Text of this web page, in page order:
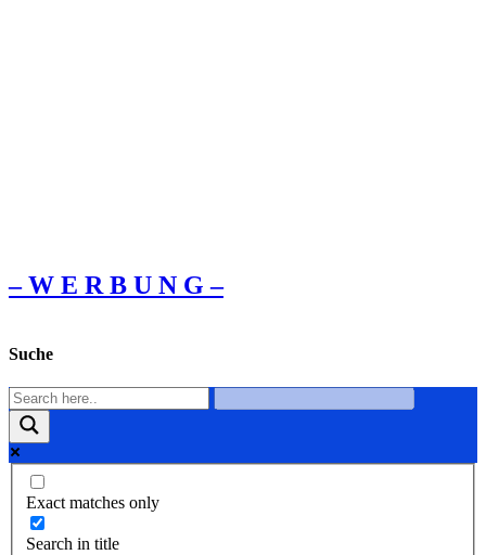
– W Ε R Β U Ν G –
Suche
Exact matches only
Search in title